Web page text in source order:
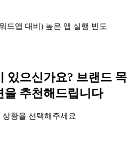
드앱 대비) 높은 앱 실행 빈도
있으신가요? 브랜드 목
을 추천해드립니다
황을 선택해주세요